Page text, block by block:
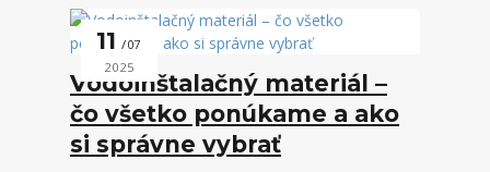
11 07
2025
Vodoinštalačný materiál –
čo všetko ponúkame a ako
si správne vybrať